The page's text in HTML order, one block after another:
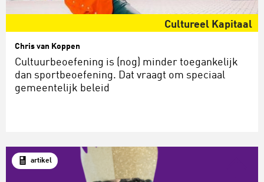
Cultureel Kapitaal
Chris van Koppen
Cultuurbeoefening is (nog) minder toegankelijk
dan sportbeoefening. Dat vraagt om speciaal
gemeentelijk beleid
artikel